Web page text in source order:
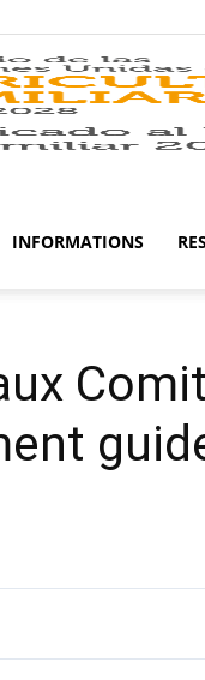
INFORMATIONS